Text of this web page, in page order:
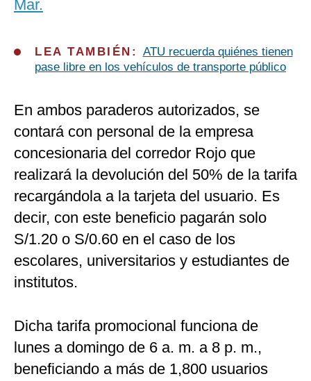
Mar.
LEA TAMBIÉN: ATU recuerda quiénes tienen
pase libre en los vehículos de transporte público
En ambos paraderos autorizados, se
contará con personal de la empresa
concesionaria del corredor Rojo que
realizará la devolución del 50% de la tarifa
recargándola a la tarjeta del usuario. Es
decir, con este beneficio pagarán solo
S/1.20 o S/0.60 en el caso de los
escolares, universitarios y estudiantes de
institutos.
Dicha tarifa promocional funciona de
lunes a domingo de 6 a. m. a 8 p. m.,
beneficiando a más de 1,800 usuarios